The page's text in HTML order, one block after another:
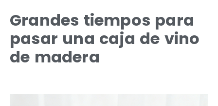
Grandes tiempos para
pasar una caja de vino
de madera